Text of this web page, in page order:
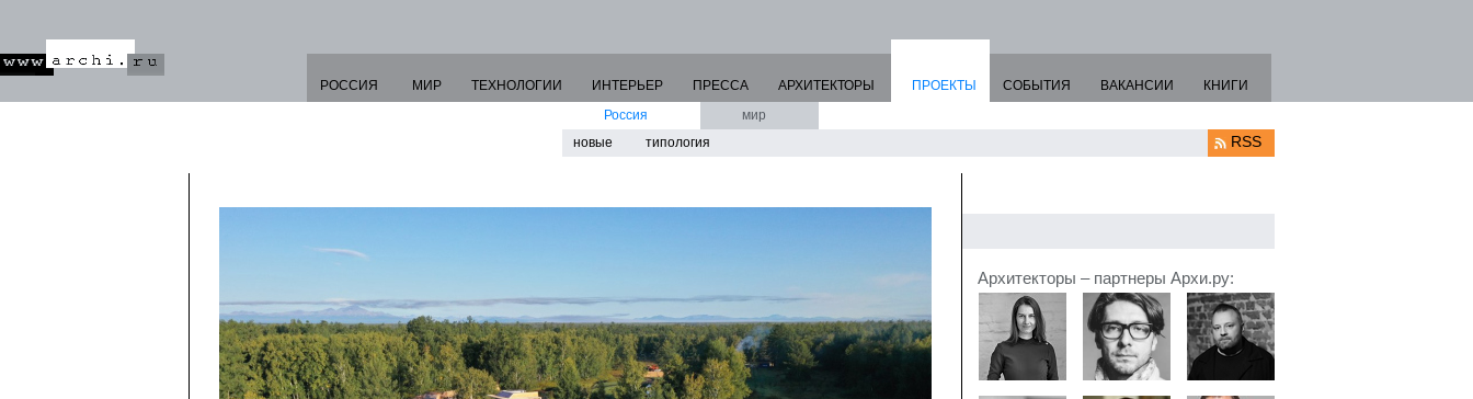
РОССИЯ МИР ТЕХНОЛОГИИ ИНТЕРЬЕР ПРЕССА АРХИТЕКТОРЫ
ПРОЕКТЫ
Россия
новые
типология
мир
СОБЫТИЯ ВАКАНСИИ КНИГИ
RSS
Архитекторы – партнеры Архи.ру: